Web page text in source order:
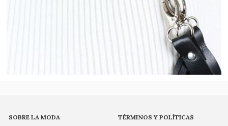
SOBRE LA MODA TÉRMINOS Y POLÍTICAS